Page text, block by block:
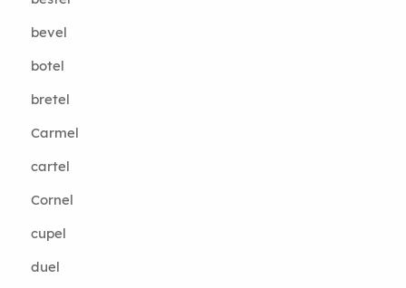
bevel
botel
bretel
Carmel
cartel
Cornel
cupel
duel